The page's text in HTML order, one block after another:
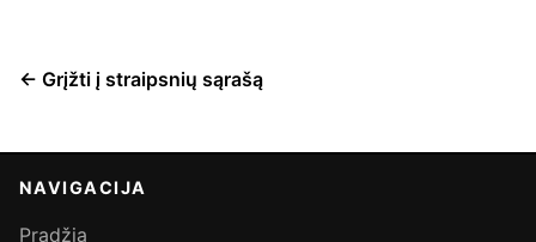
← Grįžti į straipsnių sąrašą
NAVIGACIJA
Pradžia